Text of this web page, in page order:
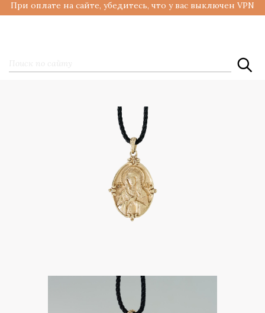
При оплате на сайте, убедитесь, что у вас выключен VPN